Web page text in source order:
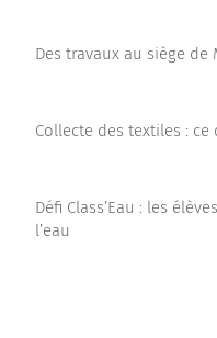
Des travaux au siège de
Collecte des textiles :
Défi Class’Eau : les
l’eau